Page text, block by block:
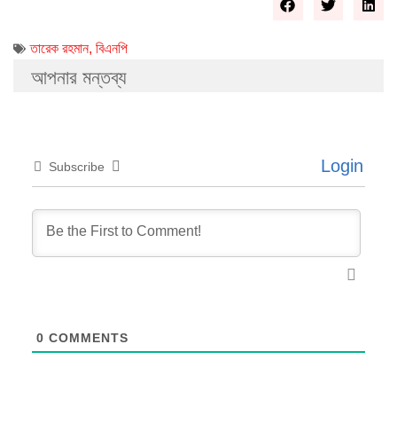
তারেক রহমান, বিএনপি
আপনার মন্তব্য
Subscribe Login
0 COMMENTS